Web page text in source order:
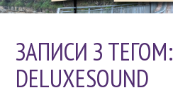
ЗАПИСИ З ТЕГОМ:
DELUXESOUND